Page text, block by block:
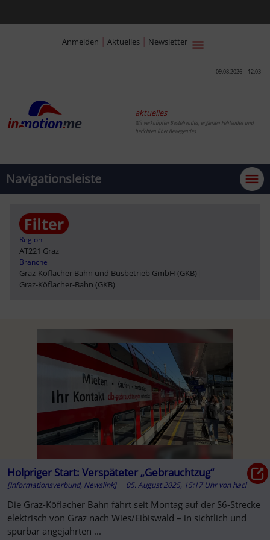
Anmelden | Aktuelles | Newsletter
09.08.2026 | 12:03
aktuelles
Wir verknüpfen Bestehendes, ergänzen Fehlendes und
berichten über Bewegendes
Navigationsleiste
Region
AT221 Graz
Branche
Graz-Köflacher Bahn und Busbetrieb GmbH (GKB) |
Graz-Köflacher-Bahn (GKB)
Holpriger Start: Verspäteter „Gebrauchtzug“
[Informationsverbund, Newslink] 05. August 2025, 15:17 Uhr vonhacl
Die Graz-Köflacher Bahn fährt seit Montag auf der S6-Strecke
elektrisch von Graz nach Wies/Eibiswald – in sichtlich und
spürbar angejahrten ...